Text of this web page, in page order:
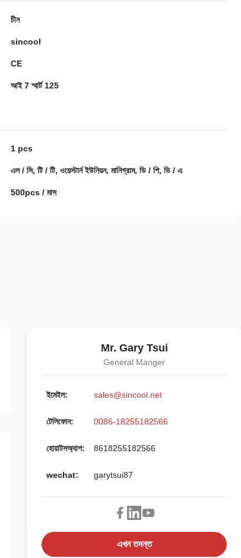
চীন
sincool
CE
আই 7 স্মার্ট 125
1 pcs
এল / সি, টি / টি, ওয়েস্টার্ন ইউনিয়ন, মানিগ্রাম, ডি / পি, ডি / এ
500pcs / মাস
Mr. Gary Tsui
General Manger
ইমেইল: sales@sincool.net
টেলিফোন: 0086-18255182566
হোয়াটসঅ্যাপ: 8618255182566
wechat: garytsui87
এখন তদন্ত